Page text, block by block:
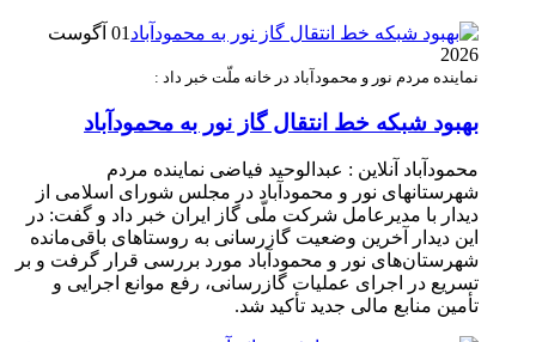
01 آگوست
2026
نماینده مردم نور و محمودآباد در خانه ملّت خبر داد :
بهبود شبکه خط انتقال گاز نور به محمودآباد
محمودآباد آنلاین : عبدالوحید فیاضی نماینده مردم
شهرستانهای نور و محمودآباد در مجلس شورای اسلامی از
دیدار با مدیرعامل شرکت ملّی گاز ایران خبر داد و گفت: در
این دیدار آخرین وضعیت گازرسانی به روستاهای باقی‌مانده
شهرستان‌های نور و محمودآباد مورد بررسی قرار گرفت و بر
تسریع در اجرای عملیات گازرسانی، رفع موانع اجرایی و
تأمین منابع مالی جدید تأکید شد.